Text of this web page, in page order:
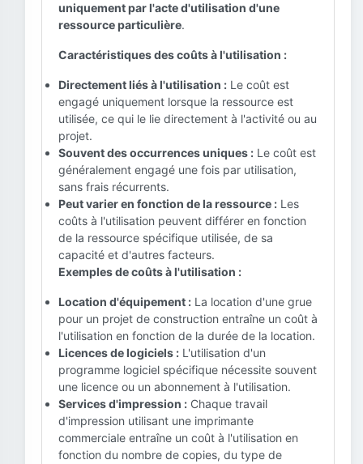
uniquement par l'acte d'utilisation d'une
ressource particulière.
Caractéristiques des coûts à l'utilisation :
Directement liés à l'utilisation : Le coût est
engagé uniquement lorsque la ressource est
utilisée, ce qui le lie directement à l'activité ou au
projet.
Souvent des occurrences uniques : Le coût est
généralement engagé une fois par utilisation,
sans frais récurrents.
Peut varier en fonction de la ressource : Les
coûts à l'utilisation peuvent différer en fonction
de la ressource spécifique utilisée, de sa
capacité et d'autres facteurs.
Exemples de coûts à l'utilisation :
Location d'équipement : La location d'une grue
pour un projet de construction entraîne un coût à
l'utilisation en fonction de la durée de la location.
Licences de logiciels : L'utilisation d'un
programme logiciel spécifique nécessite souvent
une licence ou un abonnement à l'utilisation.
Services d'impression : Chaque travail
d'impression utilisant une imprimante
commerciale entraîne un coût à l'utilisation en
fonction du nombre de copies, du type de